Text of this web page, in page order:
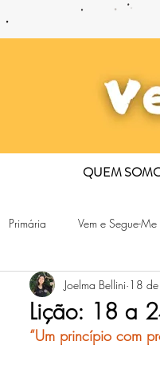
QUEM
Primária Vem e Segue-Me
Lição: 18 a
Joelma Bellini 18
“Um princípio com